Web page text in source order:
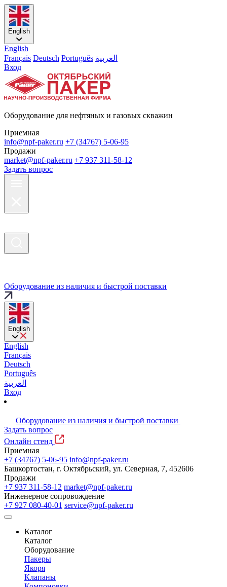
English
English
Français Deutsch Português العربية
Вход
Оборудование для нефтяных и газовых скважин
Приемная
info@npf-paker.ru +7 (34767) 5-06-95
Продажи
market@npf-paker.ru +7 937 311-58-12
Задать вопрос
Оборудование из наличия и быстрой поставки
English
English
Français
Deutsch
Português
العربية
Вход
Оборудование из наличия и быстрой поставки
Задать вопрос
Онлайн стенд
Приемная
+7 (34767) 5-06-95 info@npf-paker.ru
Башкортостан, г. Октябрьский, ул. Северная, 7, 452606
Продажи
+7 937 311-58-12 market@npf-paker.ru
Инженерное сопровождение
+7 927 080-40-01 service@npf-paker.ru
Каталог
Каталог
Оборудование
Пакеры
Якоря
Клапаны